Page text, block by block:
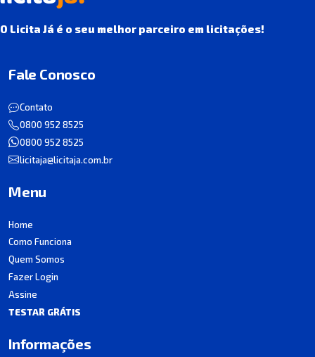
O Licita Já é o seu melhor parceiro em licitações!
Fale Conosco
Contato
0800 952 8525
0800 952 8525
licitaja@licitaja.com.br
Menu
Home
Como Funciona
Quem Somos
Fazer Login
Assine
TESTAR GRÁTIS
Informações